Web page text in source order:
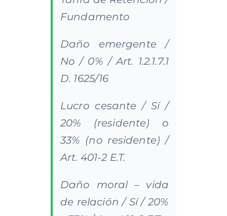
Fundamento
Daño emergente /
No / 0% / Art. 1.2.1.7.1
D. 1625/16
Lucro cesante / Sí /
20% (residente) o
33% (no residente) /
Art. 401-2 E.T.
Daño moral – vida
de relación / Sí / 20%